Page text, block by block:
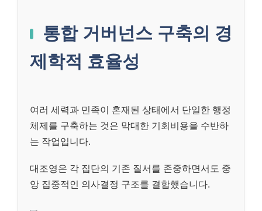
통합 거버넌스 구축의 경
제학적 효율성
여러 세력과 민족이 혼재된 상태에서 단일한 행정
체제를 구축하는 것은 막대한 기회비용을 수반하
는 작업입니다.
대조영은 각 집단의 기존 질서를 존중하면서도 중
앙 집중적인 의사결정 구조를 결합했습니다.